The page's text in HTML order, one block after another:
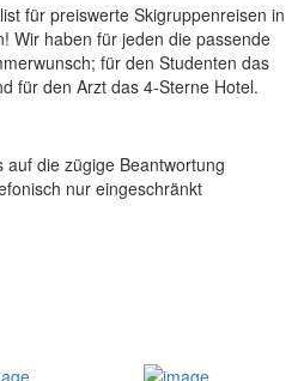
für preiswerte Skigruppenreisen in
Wir haben für jeden die passende
für den Studenten das
für den Arzt das 4-Sterne Hotel.
die zügige Beantwortung
nur eingeschränkt